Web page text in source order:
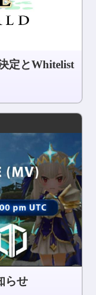
定とWhitelist
らせ